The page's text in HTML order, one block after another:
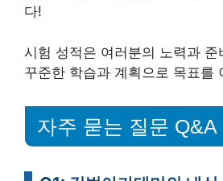
다!
시험 성적은 여러분의 노력과 준
꾸준한 학습과 계획으로 목표를
자주 묻는 질문 Q&A